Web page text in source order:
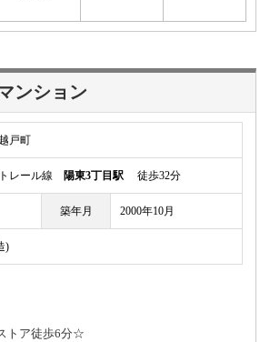
ンション
戸町
レール線 陽東3丁目駅 徒歩32分
築年月 2000年10月
)
トア徒歩6分☆